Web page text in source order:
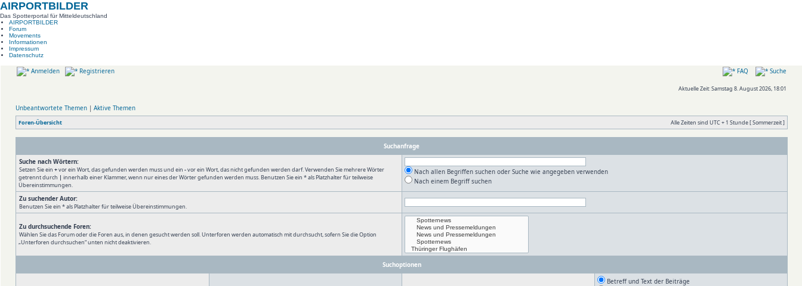
AIRPORTBILDER
Das Spotterportal für Mitteldeutschland
AIRPORTBILDER
Forum
Movements
Informationen
Impressum
Datenschutz
Anmelden Registrieren FAQ Suche
Aktuelle Zeit: Samstag 8. August 2026, 18:01
Unbeantwortete Themen | Aktive Themen
Foren-Übersicht Alle Zeiten sind UTC + 1 Stunde [ Sommerzeit ]
Suchanfrage
Suche nach Wörtern:
Setzen Sie ein +vor ein Wort, das gefunden werden muss und ein -vor ein Wort, das nicht gefunden werden darf. Verwenden Sie mehrere Wörter
getrennt durch | innerhalb einer Klammer, wenn nur eines der Wörter gefunden werden muss. Benutzen Sie ein * als Platzhalter für teilweise
Übereinstimmungen.
Nach allen Begriffen suchen oder Suche wie angegeben verwenden
Nach einem Begriff suchen
Zu suchender Autor:
Benutzen Sie ein * als Platzhalter für teilweise Übereinstimmungen.
Zu durchsuchende Foren:
Wählen Sie das Forum oder die Foren aus, in denen gesucht werden soll. Unterforen werden automatisch mit durchsucht, sofern Sie die Option
„Unterforen durchsuchen“ unten nicht deaktivieren.
Suchoptionen
Betreff und Text der Beiträge